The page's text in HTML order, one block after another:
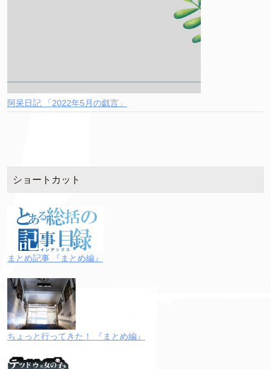
阿呆日記 「2022年5月の戯言」
ショートカット
まとめ記事 『まとめ編』
ちょっと行ってきた！ 『まとめ編』